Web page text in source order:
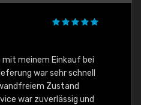
meinem Einkauf bei
war sehr schnell
Zustand
war zuverlässig und